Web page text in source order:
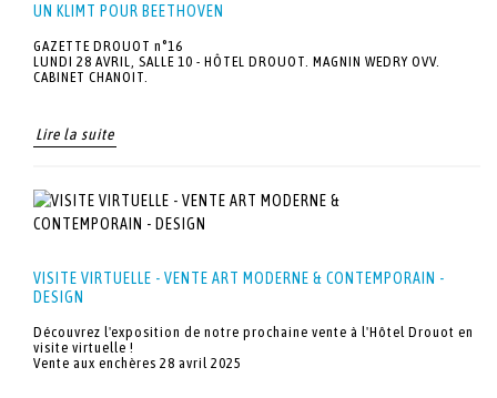
UN KLIMT POUR BEETHOVEN
GAZETTE DROUOT n°16
LUNDI 28 AVRIL, SALLE 10 - HÔTEL DROUOT. MAGNIN WEDRY OVV.
CABINET CHANOIT.
Lire la suite
VISITE VIRTUELLE - VENTE ART MODERNE & CONTEMPORAIN -
DESIGN
Découvrez l'exposition de notre prochaine vente à l'Hôtel Drouot en
visite virtuelle !
Vente aux enchères 28 avril 2025